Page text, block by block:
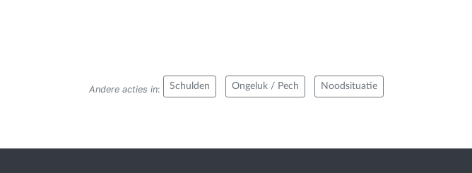
Andere acties in: Schulden Ongeluk / Pech Noodsituatie